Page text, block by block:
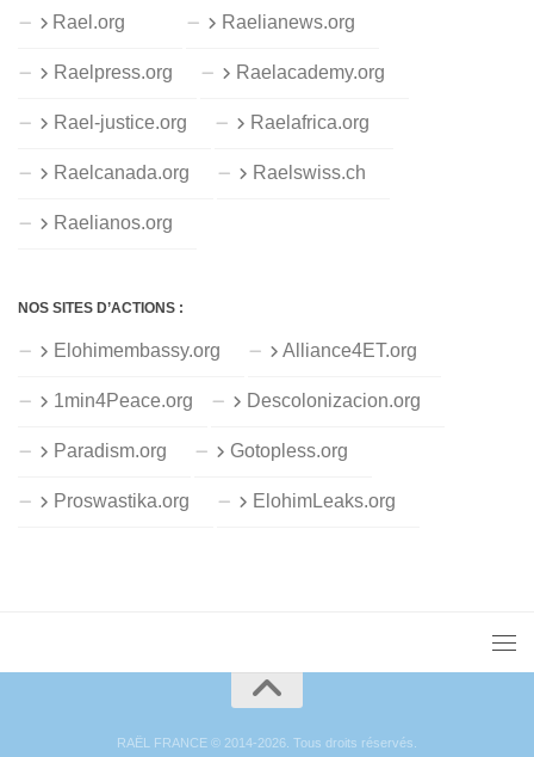
Rael.org Raelianews.org
Raelpress.org Raelacademy.org
Rael-justice.org Raelafrica.org
Raelcanada.org Raelswiss.ch
Raelianos.org
NOS SITES D’ACTIONS :
Elohimembassy.org Alliance4ET.org
1min4Peace.org Descolonizacion.org
Paradism.org Gotopless.org
Proswastika.org ElohimLeaks.org
RAËL FRANCE © 2014-2026. Tous droits réservés.